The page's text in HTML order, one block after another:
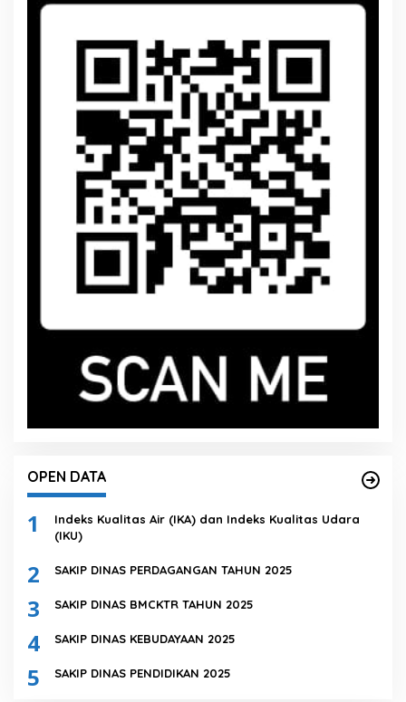
OPEN DATA
1
Indeks Kualitas Air (IKA) dan Indeks Kualitas Udara
(IKU)
2 SAKIP DINAS PERDAGANGAN TAHUN 2025
3 SAKIP DINAS BMCKTR TAHUN 2025
4 SAKIP DINAS KEBUDAYAAN 2025
5 SAKIP DINAS PENDIDIKAN 2025